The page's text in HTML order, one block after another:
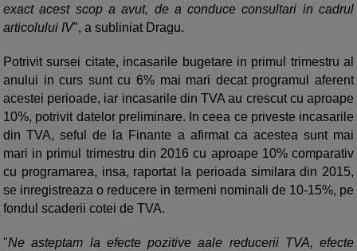
exact acest scop a avut, de a conduce consultari in cadrul
articolului IV", a subliniat Dragu.
Potrivit sursei citate, incasarile bugetare in primul trimestru al
anului in curs sunt cu 6% mai mari decat programul aferent
acestei perioade, iar incasarile din TVA au crescut cu aproape
10%, potrivit datelor preliminare. In ceea ce priveste incasarile
din TVA, seful de la Finante a afirmat ca acestea sunt mai
mari in primul trimestru din 2016 cu aproape 10% comparativ
cu programarea, insa, raportat la perioada similara din 2015,
se inregistreaza o reducere in termeni nominali de 10-15%, pe
fondul scaderii cotei de TVA.
"Ne asteptam la efecte pozitive aale reducerii TVA, efecte